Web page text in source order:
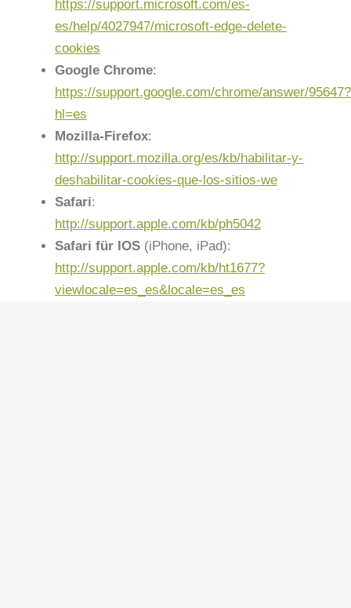
https://support.microsoft.com/es-
es/help/4027947/microsoft-edge-delete-
cookies
Google Chrome:
https://support.google.com/chrome/answer/95647?
hl=es
Mozilla-Firefox:
http://support.mozilla.org/es/kb/habilitar-y-
deshabilitar-cookies-que-los-sitios-we
Safari:
http://support.apple.com/kb/ph5042
Safari für IOS (iPhone, iPad):
http://support.apple.com/kb/ht1677?
viewlocale=es_es&locale=es_es